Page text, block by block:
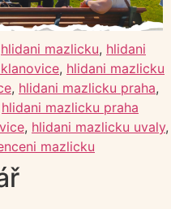
hlidani mazlicku, hlidani
, hlidani mazlicku
, hlidani mazlicku praha,
hlidani mazlicku praha
, hlidani mazlicku uvaly,
mazlicku